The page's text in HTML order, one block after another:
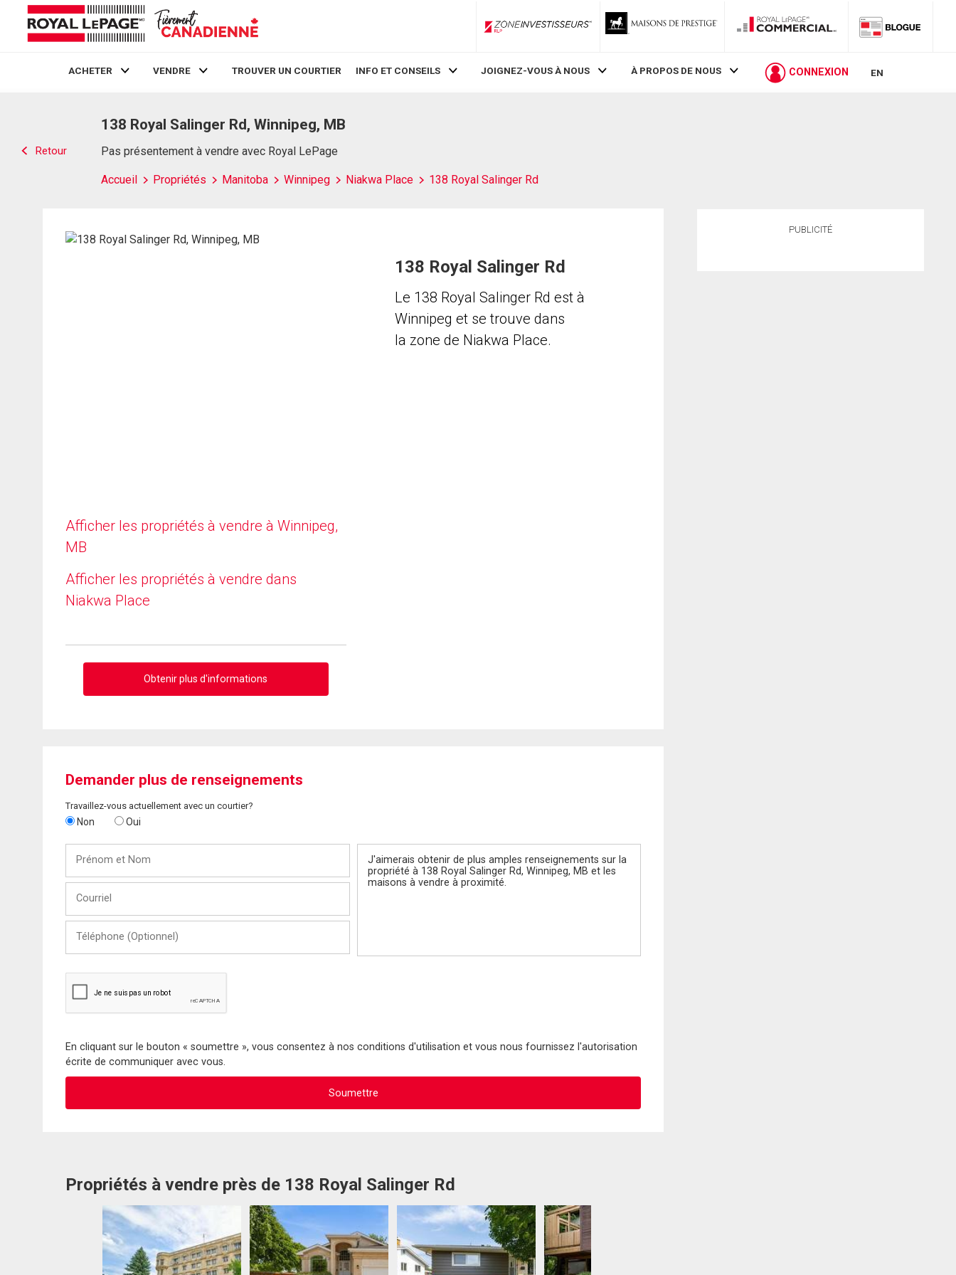
ZoneInvestisseurs RLP
ACHETER VENDRE TROUVER UN COURTIER INFO ET CONSEILS JOIGNEZ-VOUS À NOUS À PROPOS DE NOUS CONNEXION EN
Retour
138 Royal Salinger Rd, Winnipeg, MB
Pas présentement à vendre avec Royal LePage
Accueil Propriétés Manitoba Winnipeg Niakwa Place 138 Royal Salinger Rd
Afficher les propriétés à vendre à Winnipeg,
MB
Afficher les propriétés à vendre dans
Niakwa Place
Obtenir plus d'informations
138 Royal Salinger Rd
Le 138 Royal Salinger Rd est à
Winnipeg et se trouve dans
la zone de Niakwa Place.
Demander plus de renseignements
Travaillez-vous actuellement avec un courtier?
Non Oui
Nom
(Optionnel)
En cliquant sur le bouton « soumettre », vous consentez à nos conditions d'utilisation et vous nous fournissez l'autorisation
écrite de communiquer avec vous.
Propriétés à vendre près de 138 Royal Salinger Rd
PUBLICITÉ